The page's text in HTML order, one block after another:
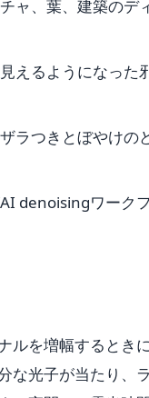
ャ、葉、建築のデ
えるようになった
ラつきとぼやけの
denoisingワーク
ルを増幅するとき
な光子が当たり、